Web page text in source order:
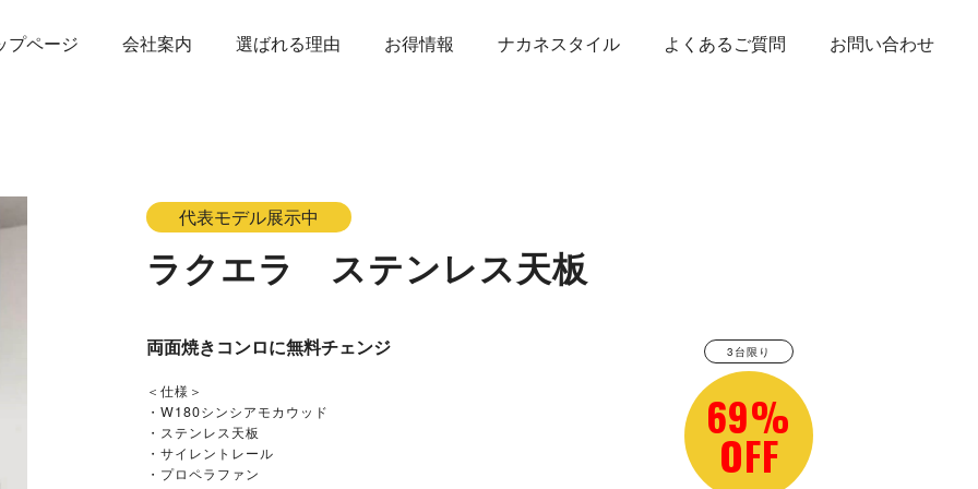
プページ 会社案内 選ばれる理由 お得情報 ナカネスタイル よくあるご質問 お問い合わせ
代表モデル展示中
ラクエラ ステンレス天板
両面焼きコンロに無料チェンジ
＜仕様＞
・W180シンシアモカウッド
・ステンレス天板
・サイレントレール
・プロペラファン
3台限り
69%
OFF